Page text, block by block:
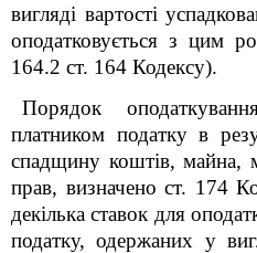
вигляді вартості
оподатковується з цим
164.2 ст. 164 Кодексу).
Порядок
платником податку в
спадщину коштів, майна,
прав, визначено ст. 174
декілька ставок для
податку, одержаних у